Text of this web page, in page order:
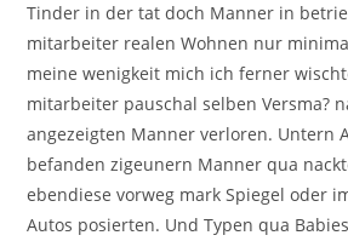
Tinder in der tat doch Manner in
mitarbeiter realen Wohnen nur
meine wenigkeit mich ich ferner
mitarbeiter pauschal selben Versma?
angezeigten Manner verloren. Untern
befanden zigeunern Manner qua
ebendiese vorweg mark Spiegel oder
Autos posierten. Und Typen qua